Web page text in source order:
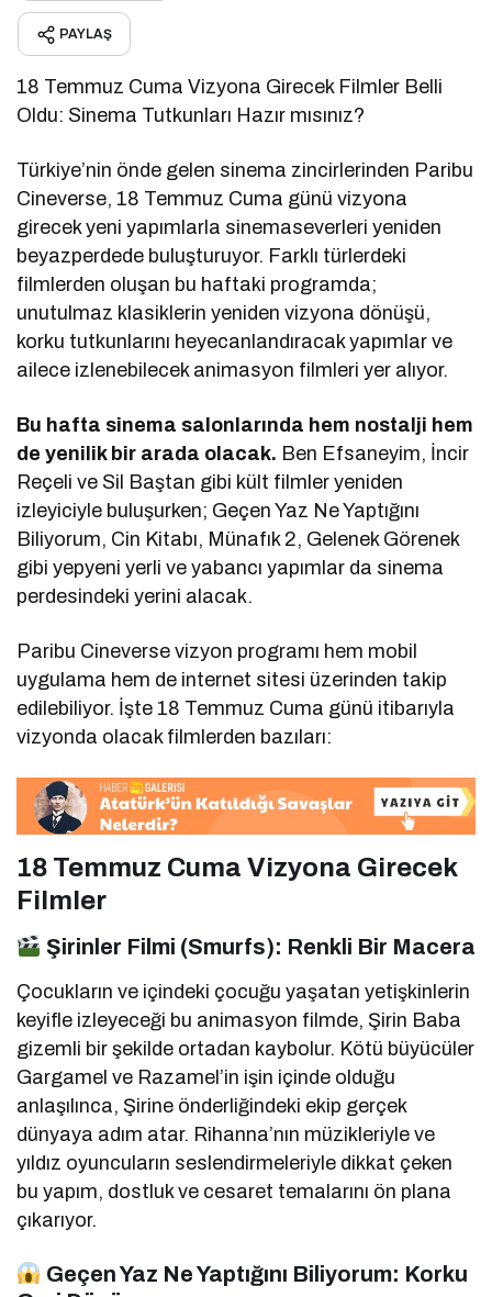
PAYLAŞ
18 Temmuz Cuma Vizyona Girecek Filmler Belli
Oldu: Sinema Tutkunları Hazır mısınız?
Türkiye’nin önde gelen sinema zincirlerinden Paribu
Cineverse, 18 Temmuz Cuma günü vizyona
girecek yeni yapımlarla sinemaseverleri yeniden
beyazperdede buluşturuyor. Farklı türlerdeki
filmlerden oluşan bu haftaki programda;
unutulmaz klasiklerin yeniden vizyona dönüşü,
korku tutkunlarını heyecanlandıracak yapımlar ve
ailece izlenebilecek animasyon filmleri yer alıyor.
Bu hafta sinema salonlarında hem nostalji hem
de yenilik bir arada olacak. Ben Efsaneyim, İncir
Reçeli ve Sil Baştan gibi kült filmler yeniden
izleyiciyle buluşurken; Geçen Yaz Ne Yaptığını
Biliyorum, Cin Kitabı, Münafık 2, Gelenek Görenek
gibi yepyeni yerli ve yabancı yapımlar da sinema
perdesindeki yerini alacak.
Paribu Cineverse vizyon programı hem mobil
uygulama hem de internet sitesi üzerinden takip
edilebiliyor. İşte 18 Temmuz Cuma günü itibarıyla
vizyonda olacak filmlerden bazıları:
18 Temmuz Cuma Vizyona Girecek
Filmler
Şirinler Filmi (Smurfs): Renkli Bir Macera
Çocukların ve içindeki çocuğu yaşatan yetişkinlerin
keyifle izleyeceği bu animasyon filmde, Şirin Baba
gizemli bir şekilde ortadan kaybolur. Kötü büyücüler
Gargamel ve Razamel’in işin içinde olduğu
anlaşılınca, Şirine önderliğindeki ekip gerçek
dünyaya adım atar. Rihanna’nın müzikleriyle ve
yıldız oyuncuların seslendirmeleriyle dikkat çeken
bu yapım, dostluk ve cesaret temalarını ön plana
çıkarıyor.
Geçen Yaz Ne Yaptığını Biliyorum: Korku